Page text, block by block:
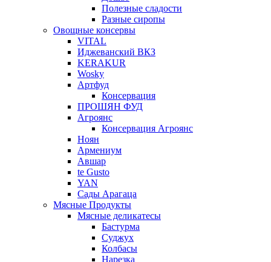
Полезные сладости
Разные сиропы
Овощные консервы
VITAL
Иджеванский ВКЗ
KERAKUR
Wosky
Артфуд
Консервация
ПРОШЯН ФУД
Агроянс
Консервация Агроянс
Ноян
Армениум
Авшар
te Gusto
YAN
Сады Арагаца
Мясные Продукты
Мясные деликатесы
Бастурма
Суджух
Колбасы
Нарезка